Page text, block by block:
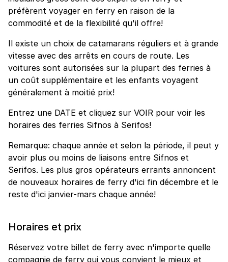
préfèrent voyager en ferry en raison de la
commodité et de la flexibilité qu'il offre!
Il existe un choix de catamarans réguliers et à grande
vitesse avec des arrêts en cours de route. Les
voitures sont autorisées sur la plupart des ferries à
un coût supplémentaire et les enfants voyagent
généralement à moitié prix!
Entrez une DATE et cliquez sur VOIR pour voir les
horaires des ferries Sifnos à Serifos!
Remarque: chaque année et selon la période, il peut y
avoir plus ou moins de liaisons entre Sifnos et
Serifos. Les plus gros opérateurs errants annoncent
de nouveaux horaires de ferry d'ici fin décembre et le
reste d'ici janvier-mars chaque année!
Horaires et prix
Réservez votre billet de ferry avec n'importe quelle
compagnie de ferry qui vous convient le mieux et